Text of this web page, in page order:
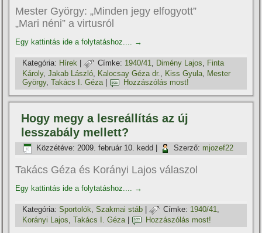
Mester György: „Minden jegy elfogyott”
„Mari néni” a virtusról
Egy kattintás ide a folytatáshoz.... →
Kategória: Hí­rek | Címke: 1940/41, Dimény Lajos, Finta
Károly,Jakab László Kalocsay Géza dr. Kiss Gyula
Mester
György,Takács I. Géza| Hozzászólás most!
Hogy megy a lesreállí­tás az új
lesszabály mellett?
Közzétéve: 2009. február 10. kedd Szerző: mjozef22
Takács Géza és Korányi Lajos válaszol
Egy kattintás ide a folytatáshoz.... →
Kategória: Sportolók,Szakmai stáb | Címke: 1940/41,
Korányi Lajos,Takács I. Géza| Hozzászólás most!